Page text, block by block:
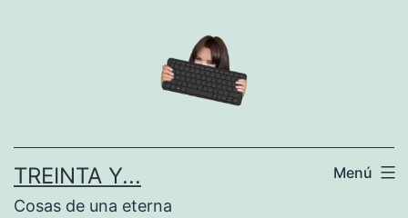
TREINTA Y...
Cosas de una eterna
Menú